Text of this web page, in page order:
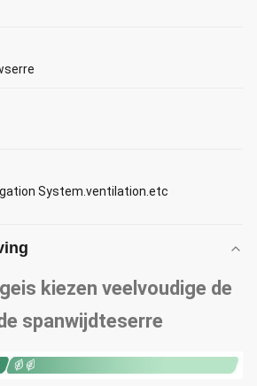
System.ventilation.etc
kiezen veelvoudige de
spanwijdteserre